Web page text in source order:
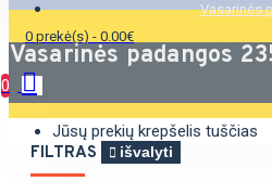
0 prekė(s) - 0.00€
0
Jūsų prekių krepšelis tuščias
Vasarinės
Vasarinės padangos
FILTRAS išvalyti